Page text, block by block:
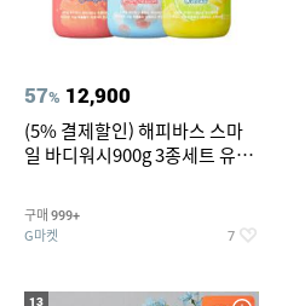
57% 12,900
(5% 결제할인) 해피바스 스마
일 바디워시900g 3종세트 유
구매 999+
G마켓 7
13